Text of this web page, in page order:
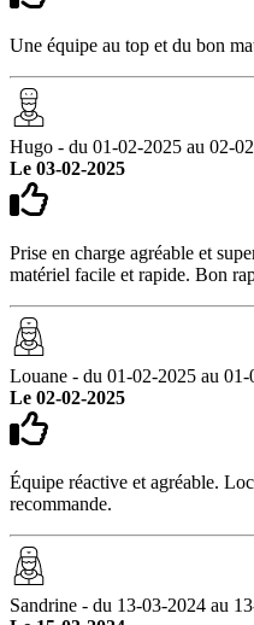
Une équipe au top et du bon
Hugo - du 01-02-2025 au 02-
Le 03-02-2025
Prise en charge agréable et
matériel facile et rapide. Bon
Louane - du 01-02-2025 au 01-
Le 02-02-2025
Équipe réactive et agréable.
recommande.
Sandrine - du 13-03-2024 au